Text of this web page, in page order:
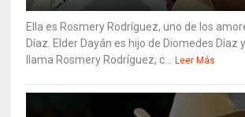
Ella es Rosmery Rodríguez, uno de los
Díaz. Elder Dayán es hijo de Diomedes Díaz
llama Rosmery Rodríguez, c... Leer Más